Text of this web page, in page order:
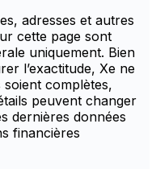
adresses et autres
cette page sont
uniquement. Bien
l’exactitude, Xe ne
complètes,
peuvent changer
dernières données
financières